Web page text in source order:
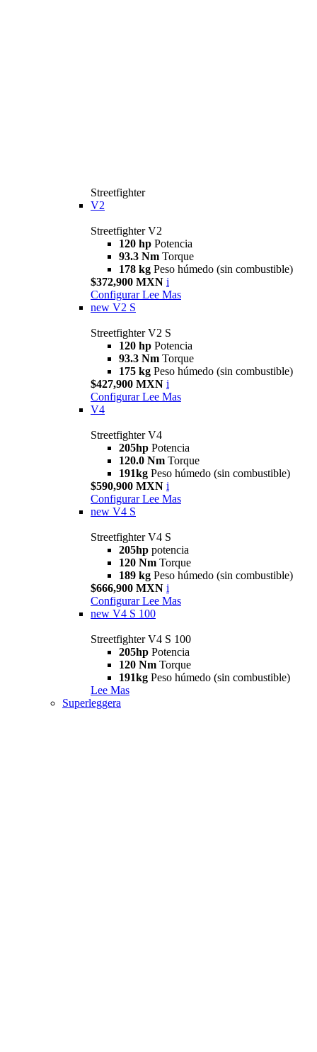
Streetfighter
V2
Streetfighter V2
120 hp Potencia
93.3 Nm Torque
178 kg Peso húmedo (sin combustible)
$372,900 MXN i
Configurar Lee Mas
new V2 S
Streetfighter V2 S
120 hp Potencia
93.3 Nm Torque
175 kg Peso húmedo (sin combustible)
$427,900 MXN i
Configurar Lee Mas
V4
Streetfighter V4
205hp Potencia
120.0 Nm Torque
191kg Peso húmedo (sin combustible)
$590,900 MXN i
Configurar Lee Mas
new V4 S
Streetfighter V4 S
205hp potencia
120 Nm Torque
189 kg Peso húmedo (sin combustible)
$666,900 MXN i
Configurar Lee Mas
new V4 S 100
Streetfighter V4 S 100
205hp Potencia
120 Nm Torque
191kg Peso húmedo (sin combustible)
Lee Mas
Superleggera